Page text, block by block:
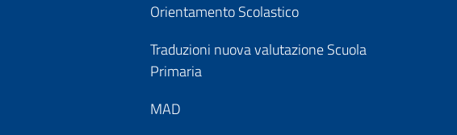
Orientamento Scolastico
Traduzioni nuova valutazione Scuola
Primaria
MAD